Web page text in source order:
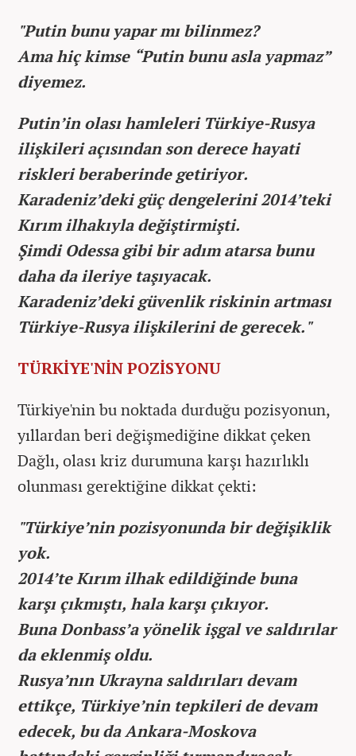
"Putin bunu yapar mı bilinmez?
Ama hiç kimse “Putin bunu asla yapmaz”
diyemez.
Putin’in olası hamleleri Türkiye-Rusya
ilişkileri açısından son derece hayati
riskleri beraberinde getiriyor.
Karadeniz’deki güç dengelerini 2014’teki
Kırım ilhakıyla değiştirmişti.
Şimdi Odessa gibi bir adım atarsa bunu
daha da ileriye taşıyacak.
Karadeniz’deki güvenlik riskinin artması
Türkiye-Rusya ilişkilerini de gerecek."
TÜRKİYE'NİN POZİSYONU
Türkiye'nin bu noktada durduğu pozisyonun,
yıllardan beri değişmediğine dikkat çeken
Dağlı, olası kriz durumuna karşı hazırlıklı
olunması gerektiğine dikkat çekti:
"Türkiye’nin pozisyonunda bir değişiklik
yok.
2014’te Kırım ilhak edildiğinde buna
karşı çıkmıştı, hala karşı çıkıyor.
Buna Donbass’a yönelik işgal ve saldırılar
da eklenmiş oldu.
Rusya’nın Ukrayna saldırıları devam
ettikçe, Türkiye’nin tepkileri de devam
edecek, bu da Ankara-Moskova